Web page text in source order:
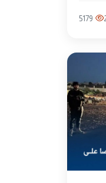
5179